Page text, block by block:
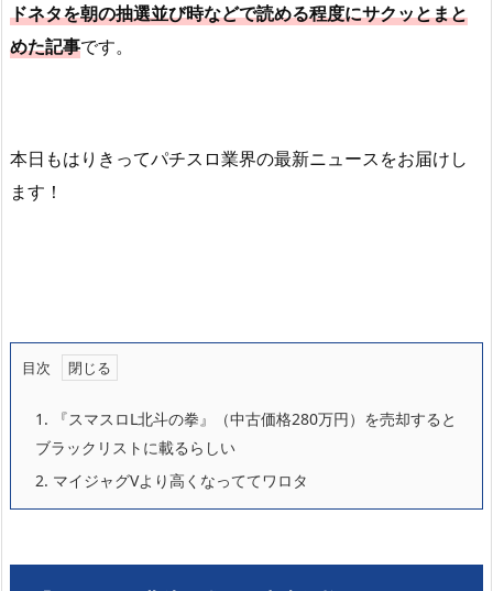
ドネタを朝の抽選並び時などで読める程度にサクッとまと
めた記事です。
本日もはりきってパチスロ業界の最新ニュースをお届けし
ます！
目次
1. 『スマスロL北斗の拳』（中古価格280万円）を売却すると
ブラックリストに載るらしい
2. マイジャグVより高くなっててワロタ